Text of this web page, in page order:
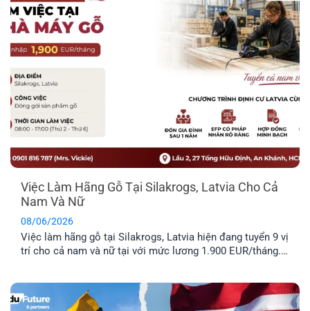
Việc Làm Hãng Gỗ Tại Silakrogs, Latvia Cho Cả
Nam Và Nữ
08/06/2026
Việc làm hãng gỗ tại Silakrogs, Latvia hiện đang tuyển 9 vị
trí cho cả nam và nữ tại với mức lương 1.900 EUR/tháng.
lựa chọn phù hợp cho [...]